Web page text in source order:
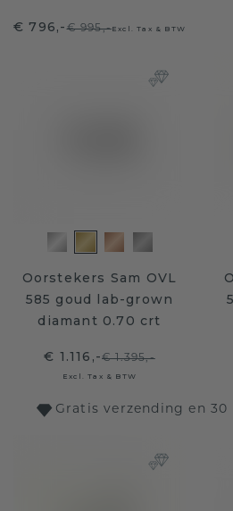
€ 796,-€ 995,-Excl. Tax & BTW
Oorstekers Sam OVL
585 goud lab-grown
diamant 0.70 crt
€ 1.116,-€ 1.395,-
Excl. Tax & BTW
Gratis verzending en